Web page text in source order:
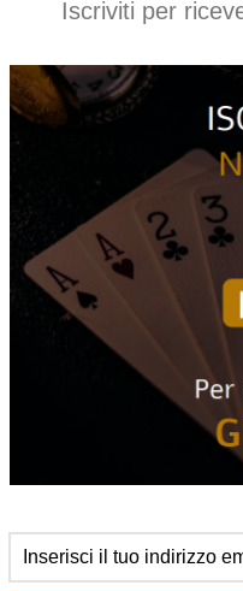
Iscriviti per